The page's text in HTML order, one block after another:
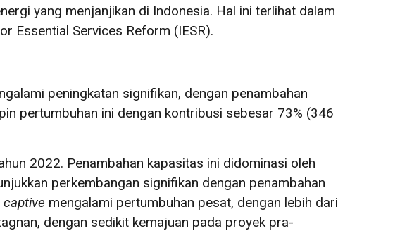
yang menjanjikan di Indonesia. Hal ini terlihat dalam
Essential Services Reform (IESR).
peningkatan signifikan, dengan penambahan
pertumbuhan ini dengan kontribusi sebesar 73% (346
2022. Penambahan kapasitas ini didominasi oleh
perkembangan signifikan dengan penambahan
captive mengalami pertumbuhan pesat, dengan lebih dari
dengan sedikit kemajuan pada proyek pra-